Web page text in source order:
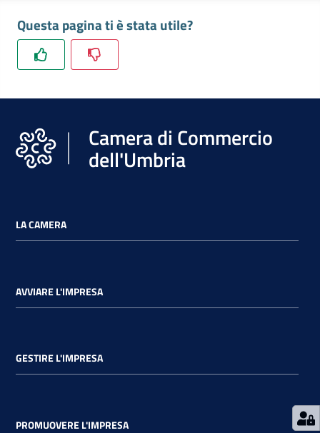
Consumatore
Digitale
di
gis
tra
su
Questa pagina ti è stata utile?
Camera di Commercio
dell'Umbria
LA CAMERA
AVVIARE L'IMPRESA
GESTIRE L'IMPRESA
PROMUOVERE L'IMPRESA